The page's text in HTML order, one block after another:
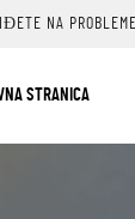
NA
STRANICA